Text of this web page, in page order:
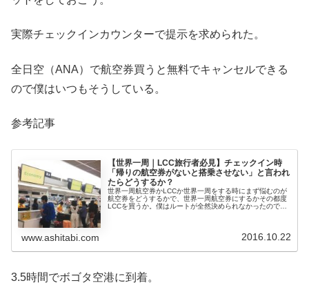
実際チェックインカウンターで提示を求められた。
全日空（ANA）で航空券買うと無料でキャンセルできる
ので僕はいつもそうしている。
参考記事
【世界一周｜LCC旅行者必見】チェックイン時
「帰りの航空券がないと搭乗させない」と言われ
たらどうするか？
世界一周航空券かLCCか世界一周をする時にまず悩むのが
航空券をどうするかで、世界一周航空券にするかその都度
LCCを買うか。僕はルートが全然決められなかったので、
www.ashitabi.com 2016.10.22
3.5時間でボゴタ空港に到着。